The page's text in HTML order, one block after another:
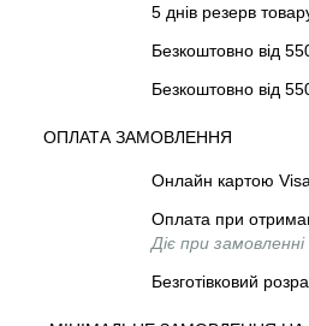
5 днів резерв
Безкоштовно від
Безкоштовно від
ОПЛАТА ЗАМОВЛЕННЯ
Онлайн картою
Оплата при
Діє при замовленні
Безготівковий